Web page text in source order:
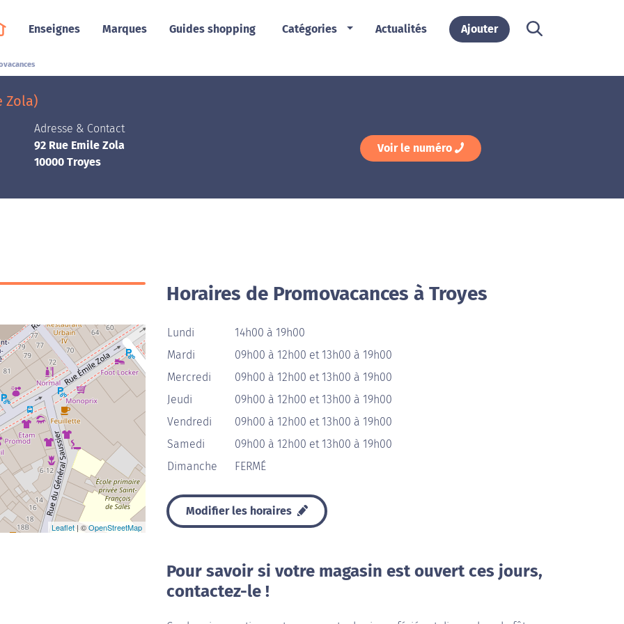
Enseignes Marques Guides shopping Catégories Actualités Ajouter
Zola)
Adresse & Contact
92 Rue Emile Zola
10000 Troyes
Voir le numéro
Leaflet | ©OpenStreetMap
Horaires de Promovacances à Troyes
Lundi
14h00 à 19h00
Mardi
09h00 à 12h00 et 13h00 à 19h00
Mercredi
09h00 à 12h00 et 13h00 à 19h00
Jeudi
09h00 à 12h00 et 13h00 à 19h00
Vendredi
09h00 à 12h00 et 13h00 à 19h00
Samedi
09h00 à 12h00 et 13h00 à 19h00
Dimanche
FERMÉ
Modifier les horaires
Pour savoir si votre magasin est ouvert ces jours,
contactez-le !